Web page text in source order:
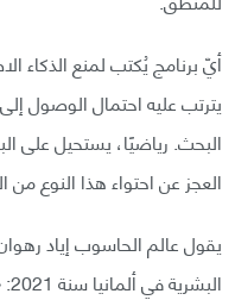
أيّ برنامج يُكتب لمنع الذكاء
يترتب عليه احتمال الوصول
البحث. رياضيًا، يستحيل على
العجز عن احتواء هذا النوع من
يقول عالم الحاسوب إياد